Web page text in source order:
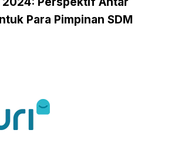
Para Pimpinan SDM